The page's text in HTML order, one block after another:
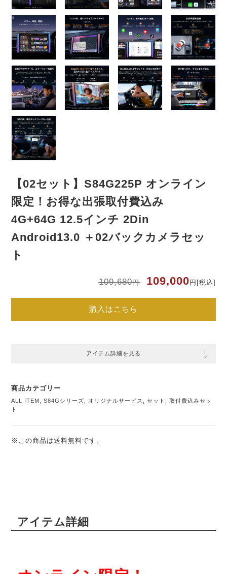
【02セット】S84G225P オンライン
限定！お得な出張取付費込み
4G+64G 12.5インチ 2Din
Android13.0 ＋02バックカメラセッ
ト
109,680円
元
の
格
円
109,000円
現
在
価
[税込]
購入はこちら
アイテム詳細を見る
商品カテゴリー
ALL ITEM ,S84Gシリーズ オリジナルサービス ,セット ,取付費込みセッ
ト
※この商品は送料無料です。
アイテム詳細